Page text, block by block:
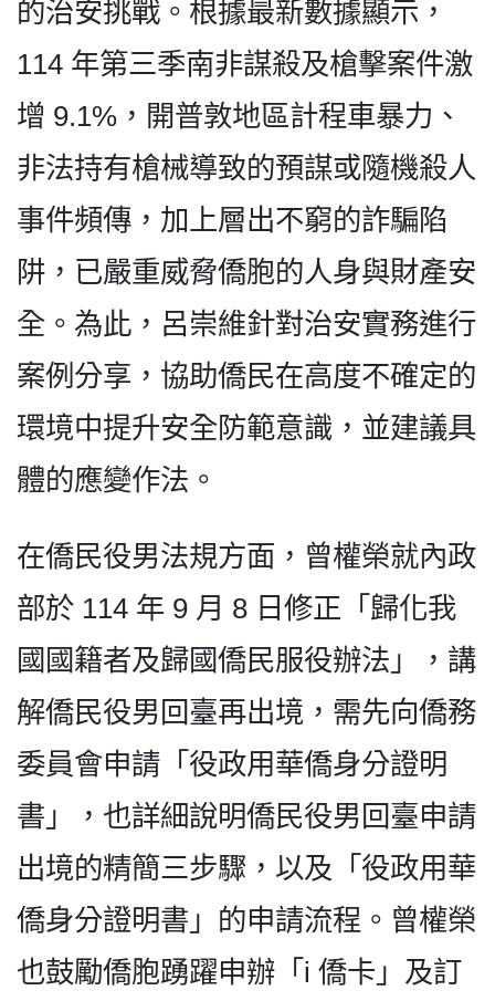
的治安挑戰。根據最新數據顯示，
114 年第三季南非謀殺及槍擊案件激
增 9.1%，開普敦地區計程車暴力、
非法持有槍械導致的預謀或隨機殺人
事件頻傳，加上層出不窮的詐騙陷
阱，已嚴重威脅僑胞的人身與財產安
全。為此，呂崇維針對治安實務進行
案例分享，協助僑民在高度不確定的
環境中提升安全防範意識，並建議具
體的應變作法。
在僑民役男法規方面，曾權榮就內政
部於 114 年 9 月 8 日修正「歸化我
國國籍者及歸國僑民服役辦法」，講
解僑民役男回臺再出境，需先向僑務
委員會申請「役政用華僑身分證明
書」，也詳細說明僑民役男回臺申請
出境的精簡三步驟，以及「役政用華
僑身分證明書」的申請流程。曾權榮
也鼓勵僑胞踴躍申辦「i 僑卡」及訂